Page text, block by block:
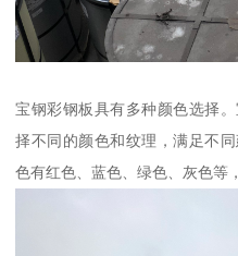
宝钢彩钢板具有多种颜色选择
择不同的颜色和纹理，满足不
色有红色、蓝色、绿色、灰色等